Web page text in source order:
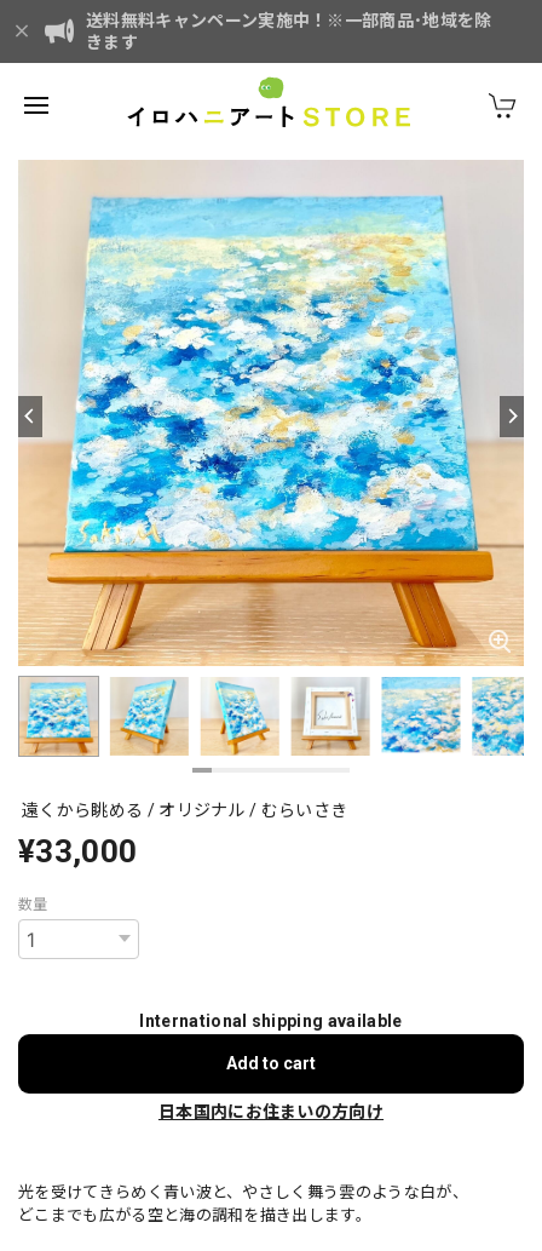
送料無料キャンペーン実施中！※一部商品･地域を除
きます
遠くから眺める / オリジナル / むらいさき
¥33,000
数量
International shipping available
Add to cart
日本国内にお住まいの方向け
光を受けてきらめく青い波と、やさしく舞う雲のような白が、
どこまでも広がる空と海の調和を描き出します。